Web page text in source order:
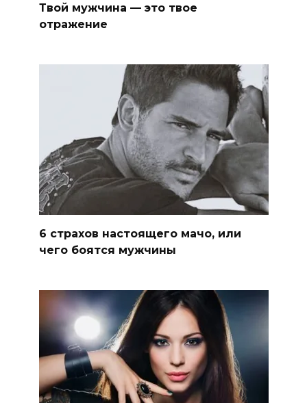
Твой мужчина — это твое
отражение
6 страхов настоящего мачо, или
чего боятся мужчины